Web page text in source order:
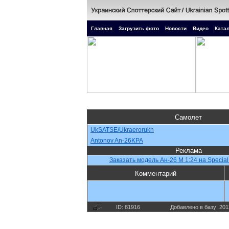
Главная Загрузить фото Новости Видео
Самолет
UkSATSE/Ukraerorukh
Antonov An-26KPA
Реклама
Заказать модель Ан-26 М 1:24 на
Комментарий
ID: 81916 Добавлено в базу: